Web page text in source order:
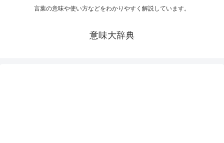
言葉の意味や使い方などをわかりやすく解説しています。
意味大辞典